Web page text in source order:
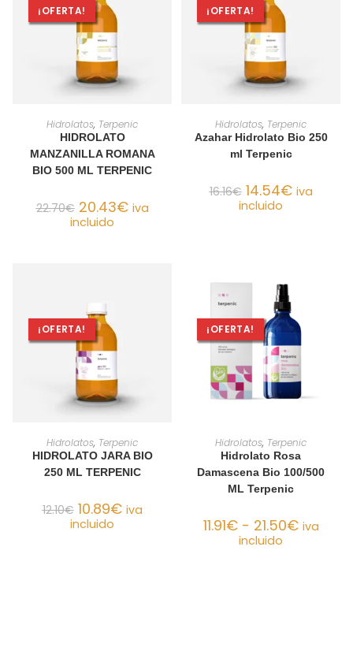
¡OFERTA!
AÑADIR AL CARRITO
Hidrolatos, Terpenic
HIDROLATO
MANZANILLA ROMANA
BIO 500 ML TERPENIC
22.70€ 20.43€ iva
incluido
¡OFERTA!
AÑADIR AL CARRITO
Hidrolatos, Terpenic
Azahar Hidrolato Bio 250
ml Terpenic
16.16€ 14.54€ iva
incluido
¡OFERTA!
AÑADIR AL CARRITO
Hidrolatos, Terpenic
HIDROLATO JARA BIO
250 ML TERPENIC
12.10€ 10.89€ iva
incluido
¡OFERTA!
SELECCIONAR OPCIONES
Hidrolatos, Terpenic
Hidrolato Rosa
Damascena Bio 100/500
ML Terpenic
11.91€ - 21.50€ iva
incluido